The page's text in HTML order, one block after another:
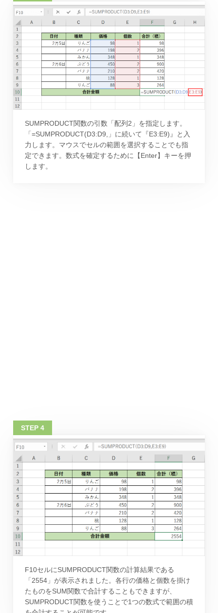
SUMPRODUCT関数の引数「配列2」を指定します。
「=SUMPRODUCT(D3:D9,」に続いて『E3:E9)』と入
力します。マウスでセルの範囲を選択することでも指
定できます。数式を確定するために【Enter】キーを押
します。
F10セルにSUMPRODUCT関数の計算結果である
「2554」が表示されました。各行の価格と個数を掛け
たものをSUM関数で合計することもできますが、
SUMPRODUCT関数を使うことで1つの数式で範囲の積